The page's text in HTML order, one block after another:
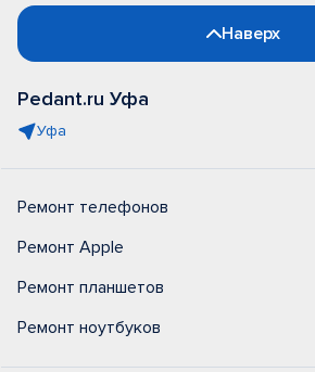
Наверх
Pedant.ru Уфа
Уфа
Ремонт телефонов
Ремонт Apple
Ремонт планшетов
Ремонт ноутбуков